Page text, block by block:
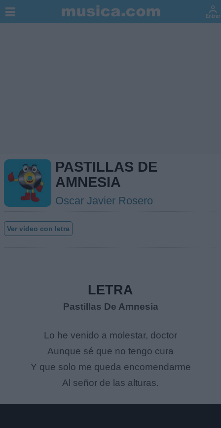
PASTILLAS DE
AMNESIA
Oscar Javier Rosero
Ver vídeo con letra
LETRA
Pastillas De Amnesia
Lo he venido a molestar, doctor
Aunque sé que no tengo cura
Y que solo me queda encomendarme
Al señor de las alturas.